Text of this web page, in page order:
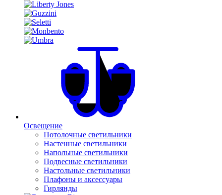
Освещение
Потолочные светильники
Настенные светильники
Напольные светильники
Подвесные светильники
Настольные светильники
Плафоны и аксессуары
Гирлянды